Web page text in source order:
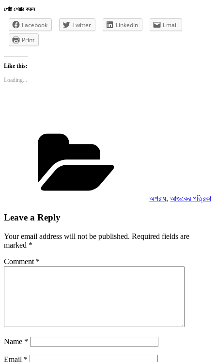
পোষ্ট শেয়ার করুন
Facebook Twitter LinkedIn
Email
Print
Like this:
Loading...
অপরাধ, আজকের পত্রিকা
Leave a Reply
Your email address will not be published. Required fields are
marked *
Comment *
Name *
Email *